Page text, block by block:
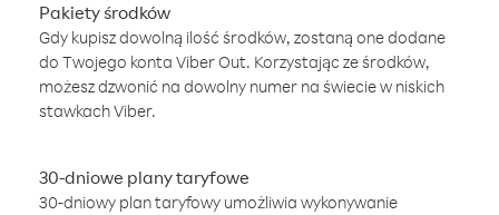
Pakiety środków
Gdy kupisz dowolną ilość środków, zostaną one dodane
do Twojego konta Viber Out. Korzystając ze środków,
możesz dzwonić na dowolny numer na świecie w niskich
stawkach Viber.
30-dniowe plany taryfowe
30-dniowy plan taryfowy umożliwia wykonywanie